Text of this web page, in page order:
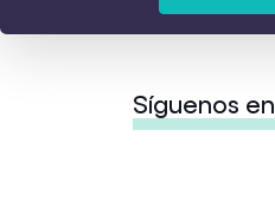
Síguenos en